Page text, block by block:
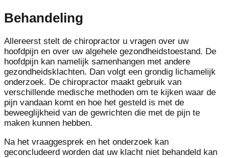
Behandeling
Allereerst stelt de chiropractor u vragen over uw
hoofdpijn en over uw algehele gezondheidstoestand. De
hoofdpijn kan namelijk samenhangen met andere
gezondheidsklachten. Dan volgt een grondig lichamelijk
onderzoek. De chiropractor maakt gebruik van
verschillende medische methoden om te kijken waar de
pijn vandaan komt en hoe het gesteld is met de
beweeglijkheid van de gewrichten die met de pijn te
maken kunnen hebben.
Na het vraaggesprek en het onderzoek kan
geconcludeerd worden dat uw klacht niet behandeld kan